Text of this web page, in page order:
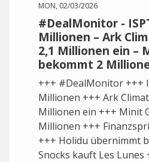
MON, 02/03/2026
#DealMonitor -
Millionen – Ark
2,1 Millionen ein –
bekommt 2
+++ #DealMonitor +++
Millionen +++ Ark
Millionen ein +++ Minit
Millionen +++
+++ Holidu übernimmt
Snocks kauft Les Lunes